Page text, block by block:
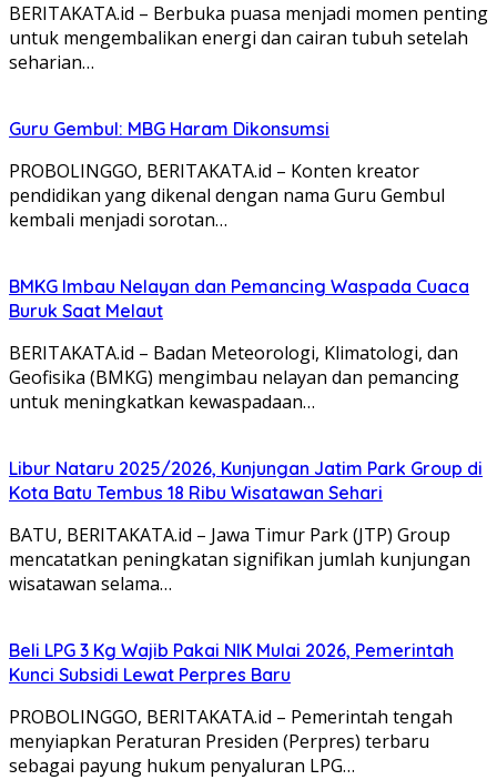
BERITAKATA.id – Berbuka puasa menjadi momen penting
untuk mengembalikan energi dan cairan tubuh setelah
seharian…
Guru Gembul: MBG Haram Dikonsumsi
PROBOLINGGO, BERITAKATA.id – Konten kreator
pendidikan yang dikenal dengan nama Guru Gembul
kembali menjadi sorotan…
BMKG Imbau Nelayan dan Pemancing Waspada Cuaca
Buruk Saat Melaut
BERITAKATA.id – Badan Meteorologi, Klimatologi, dan
Geofisika (BMKG) mengimbau nelayan dan pemancing
untuk meningkatkan kewaspadaan…
Libur Nataru 2025/2026, Kunjungan Jatim Park Group di
Kota Batu Tembus 18 Ribu Wisatawan Sehari
BATU, BERITAKATA.id – Jawa Timur Park (JTP) Group
mencatatkan peningkatan signifikan jumlah kunjungan
wisatawan selama…
Beli LPG 3 Kg Wajib Pakai NIK Mulai 2026, Pemerintah
Kunci Subsidi Lewat Perpres Baru
PROBOLINGGO, BERITAKATA.id – Pemerintah tengah
menyiapkan Peraturan Presiden (Perpres) terbaru
sebagai payung hukum penyaluran LPG…